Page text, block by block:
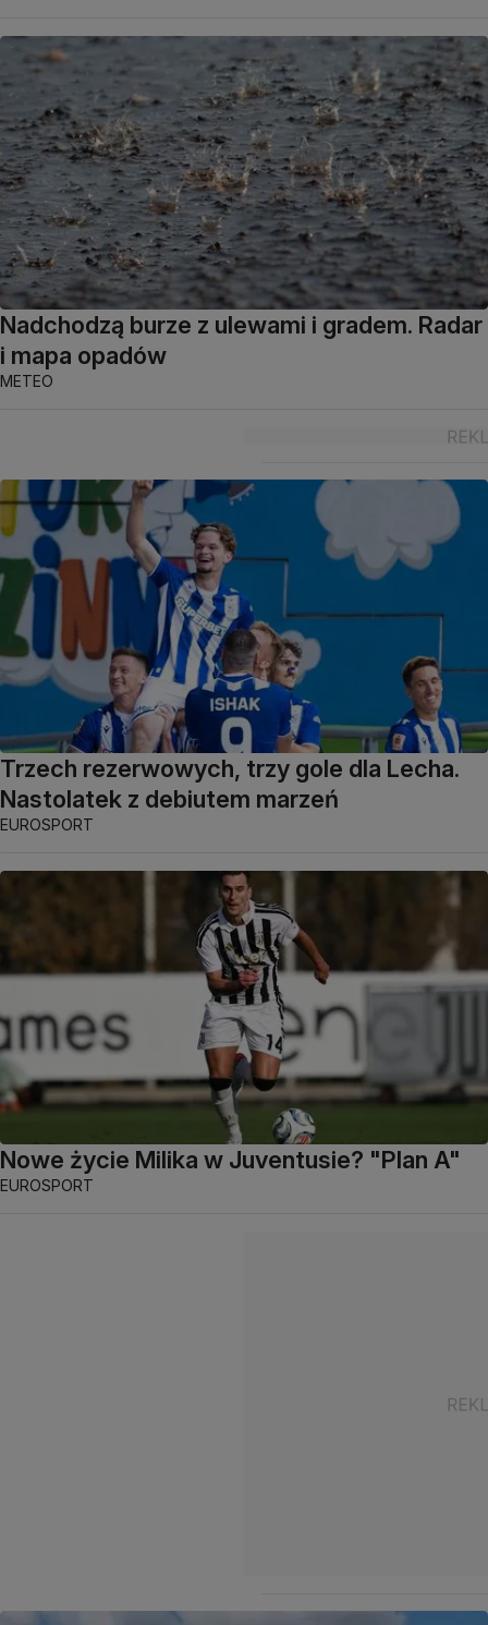
Nadchodzą burze z ulewami i gradem. Radar
i mapa opadów
METEO
Trzech rezerwowych, trzy gole dla Lecha.
Nastolatek z debiutem marzeń
EUROSPORT
Nowe życie Milika w Juventusie? "Plan A"
EUROSPORT